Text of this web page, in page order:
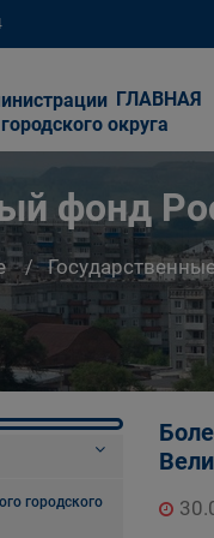
округа
ГЛАВНАЯ
фонд
городского